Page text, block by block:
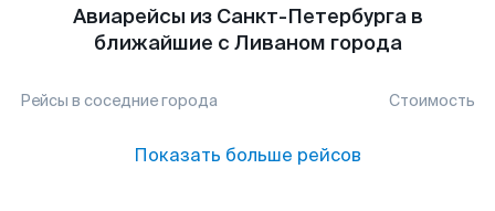
Авиарейсы из Санкт-Петербурга в
ближайшие с Ливаном города
Рейсы в соседние города Стоимость
Показать больше рейсов